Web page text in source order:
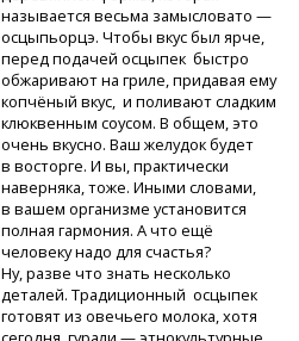
называется весьма замысловато —
осцыпьорцэ. Чтобы вкус был ярче,
перед подачей осцыпек быстро
обжаривают на гриле, придавая ему
копчёный вкус, и поливают сладким
клюквенным соусом. В общем, это
очень вкусно. Ваш желудок будет
в восторге. И вы, практически
наверняка, тоже. Иными словами,
в вашем организме установится
полная гармония. А что ещё
человеку надо для счастья?
Ну, разве что знать несколько
деталей. Традиционный осцыпек
готовят из овечьего молока, хотя